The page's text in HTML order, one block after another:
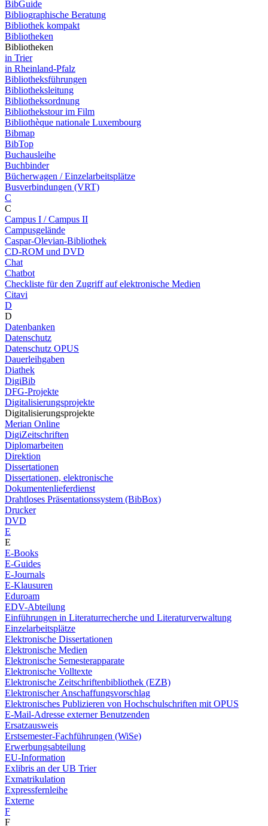
BibGuide
Bibliographische Beratung
Bibliothek kompakt
Bibliotheken
Bibliotheken
in Trier
in Rheinland-Pfalz
Bibliotheksführungen
Bibliotheksleitung
Bibliotheksordnung
Bibliothekstour im Film
Bibliothèque nationale Luxembourg
Bibmap
BibTop
Buchausleihe
Buchbinder
Bücherwagen / Einzelarbeitsplätze
Busverbindungen (VRT)
C
C
Campus I / Campus II
Campusgelände
Caspar-Olevian-Bibliothek
CD-ROM und DVD
Chat
Chatbot
Checkliste für den Zugriff auf elektronische Medien
Citavi
D
D
Datenbanken
Datenschutz
Datenschutz OPUS
Dauerleihgaben
Diathek
DigiBib
DFG-Projekte
Digitalisierungsprojekte
Digitalisierungsprojekte
Merian Online
DigiZeitschriften
Diplomarbeiten
Direktion
Dissertationen
Dissertationen, elektronische
Dokumentenlieferdienst
Drahtloses Präsentationssystem (BibBox)
Drucker
DVD
E
E
E-Books
E-Guides
E-Journals
E-Klausuren
Eduroam
EDV-Abteilung
Einführungen in Literaturrecherche und Literaturverwaltung
Einzelarbeitsplätze
Elektronische Dissertationen
Elektronische Medien
Elektronische Semesterapparate
Elektronische Volltexte
Elektronische Zeitschriftenbibliothek (EZB)
Elektronischer Anschaffungsvorschlag
Elektronisches Publizieren von Hochschulschriften mit OPUS
E-Mail-Adresse externer Benutzenden
Ersatzausweis
Erstsemester-Fachführungen (WiSe)
Erwerbungsabteilung
EU-Information
Exlibris an der UB Trier
Exmatrikulation
Expressfernleihe
Externe
F
F